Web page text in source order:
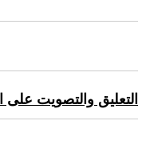
التعليق والتصويت